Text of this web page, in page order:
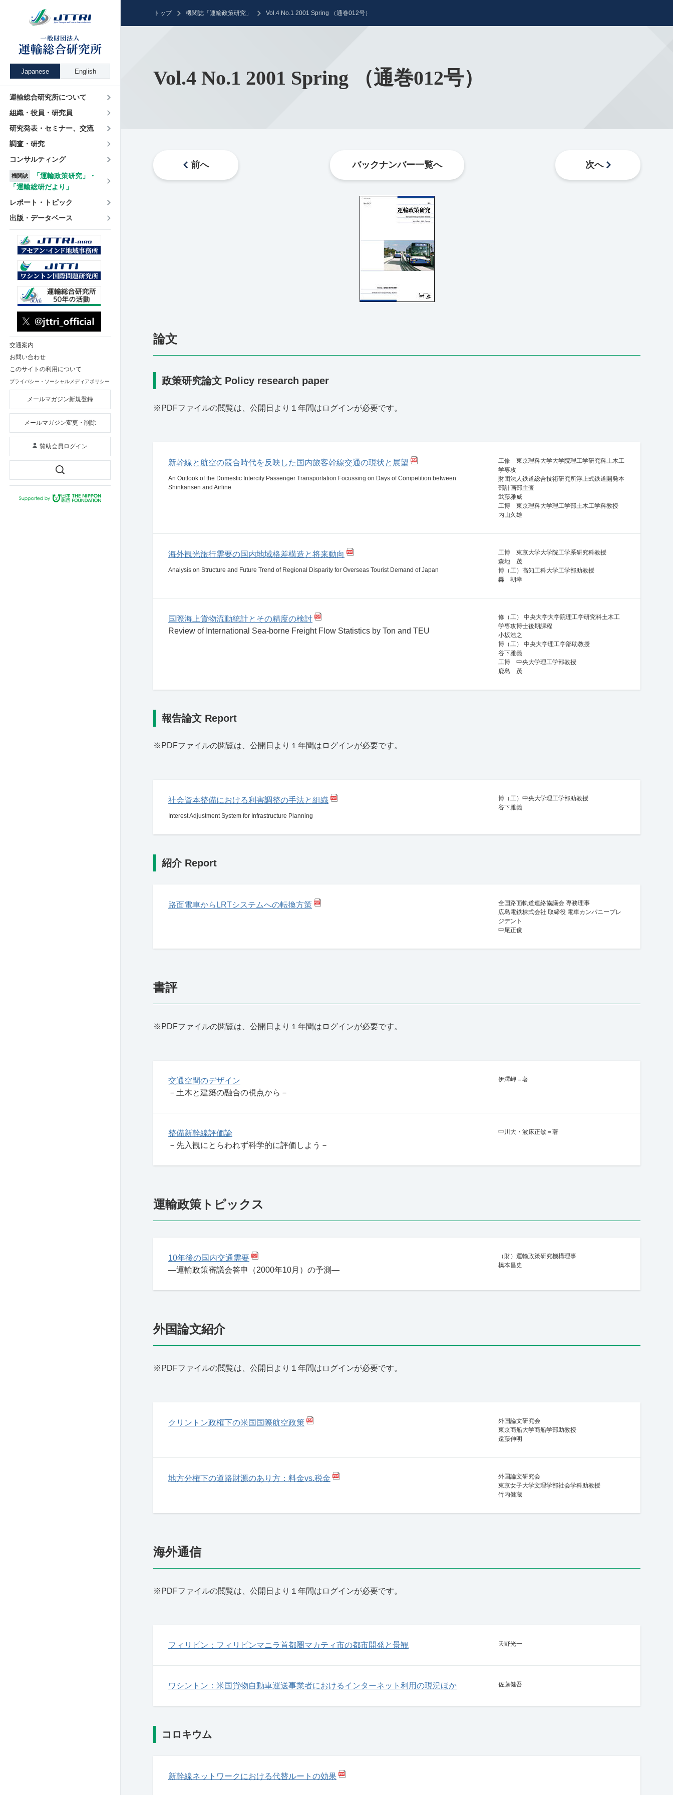
Japanese English
運輸総合研究所について
組織・役員・研究員
研究発表・セミナー、交流
調査・研究
コンサルティング
機関誌
「運輸政策研究」・
「運輸総研だより」
レポート・トピック
出版・データベース
交通案内
お問い合わせ
このサイトの利用について
プライバシー・ソーシャルメディアポリシー
メールマガジン新規登録
メールマガジン変更・削除
賛助会員ログイン
トップ 機関誌「運輸政策研究」 Vol.4 No.1 2001 Spring （通巻012号）
Vol.4 No.1 2001 Spring （通巻012号）
前へ バックナンバー一覧へ 次へ
論文
政策研究論文 Policy research paper
※PDFファイルの閲覧は、公開日より１年間はログインが必要です。
新幹線と航空の競合時代を反映した国内旅客幹線交通の現状と展望
An Outlook of the Domestic Intercity Passenger Transportation Focussing on Days of Competition between
Shinkansen and Airline
工修 東京理科大学大学院理工学研究科土木工
学専攻
財団法人鉄道総合技術研究所浮上式鉄道開発本
部計画部主査
武藤雅威
工博 東京理科大学理工学部土木工学科教授
内山久雄
海外観光旅行需要の国内地域格差構造と将来動向
Analysis on Structure and Future Trend of Regional Disparity for Overseas Tourist Demand of Japan
工博 東京大学大学院工学系研究科教授
森地 茂
博（工）高知工科大学工学部助教授
轟 朝幸
国際海上貨物流動統計とその精度の検討
Review of International Sea-borne Freight Flow Statistics by Ton and TEU
修（工） 中央大学大学院理工学研究科土木工
学専攻博士後期課程
小坂浩之
博（工） 中央大学理工学部助教授
谷下雅義
工博 中央大学理工学部教授
鹿島 茂
報告論文 Report
※PDFファイルの閲覧は、公開日より１年間はログインが必要です。
社会資本整備における利害調整の手法と組織
Interest Adjustment System for Infrastructure Planning
博（工）中央大学理工学部助教授
谷下雅義
紹介 Report
路面電車からLRTシステムへの転換方策
全国路面軌道連絡協議会 専務理事
広島電鉄株式会社 取締役 電車カンパニープレ
ジデント
中尾正俊
書評
※PDFファイルの閲覧は、公開日より１年間はログインが必要です。
交通空間のデザイン
－土木と建築の融合の視点から－
伊澤岬＝著
整備新幹線評価論
－先入観にとらわれず科学的に評価しよう－
中川大・波床正敏＝著
運輸政策トピックス
10年後の国内交通需要
―運輸政策審議会答申（2000年10月）の予測―
（財）運輸政策研究機構理事
橋本昌史
外国論文紹介
※PDFファイルの閲覧は、公開日より１年間はログインが必要です。
クリントン政権下の米国国際航空政策
外国論文研究会
東京商船大学商船学部助教授
遠藤伸明
地方分権下の道路財源のあり方：料金vs.税金
外国論文研究会
東京女子大学文理学部社会学科助教授
竹内健蔵
海外通信
※PDFファイルの閲覧は、公開日より１年間はログインが必要です。
フィリピン：フィリピンマニラ首都圏マカティ市の都市開発と景観 天野光一
ワシントン：米国貨物自動車運送事業者におけるインターネット利用の現況ほか 佐藤健吾
コロキウム
新幹線ネットワークにおける代替ルートの効果